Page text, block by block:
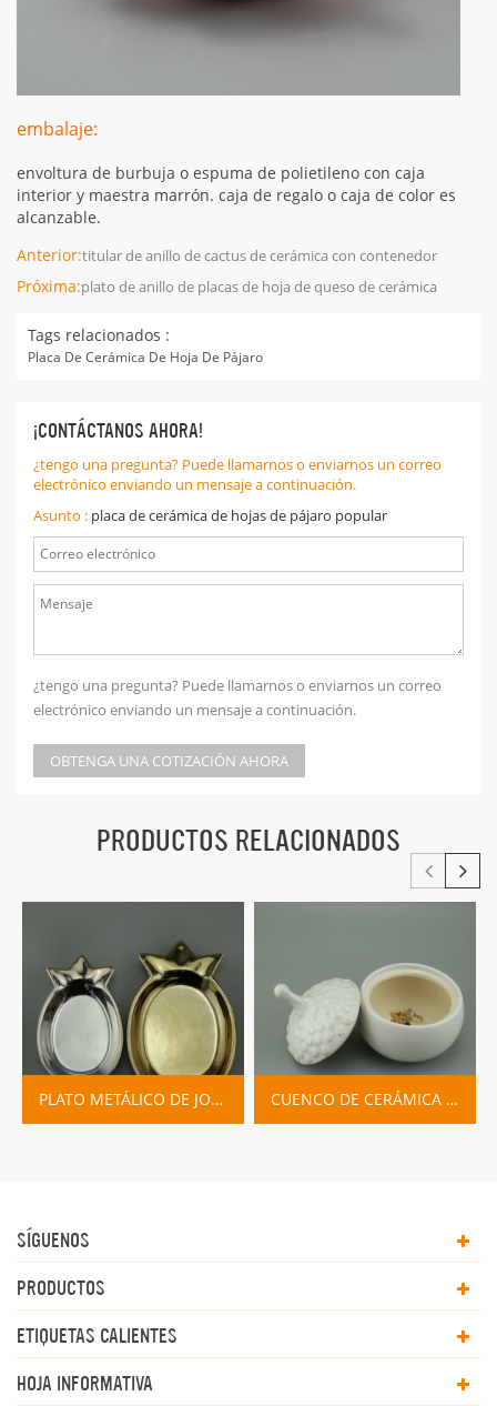
embalaje:
envoltura de burbuja o espuma de polietileno con caja
interior y maestra marrón. caja de regalo o caja de color es
alcanzable.
Anterior:titular de anillo de cactus de cerámica con contenedor
Próxima:plato de anillo de placas de hoja de queso de cerámica
Tags relacionados :
Placa De Cerámica De Hoja De Pájaro
¡CONTÁCTANOS AHORA!
¿tengo una pregunta? Puede llamarnos o enviarnos un correo
electrónico enviando un mensaje a continuación.
Asunto : placa de cerámica de hojas de pájaro popular
¿tengo una pregunta? Puede llamarnos o enviarnos un correo
electrónico enviando un mensaje a continuación.
OBTENGA UNA COTIZACIÓN AHORA
PRODUCTOS RELACIONADOS
PLATO METÁLICO DE JOYERÍA DE PIÑA DORADA Y PLATEADA CUENCO DE CERÁMICA CON TAPA
SÍGUENOS
PRODUCTOS
ETIQUETAS CALIENTES
HOJA INFORMATIVA